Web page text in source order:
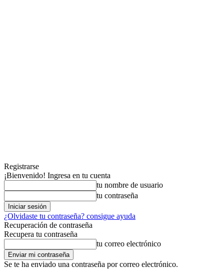
Registrarse
¡Bienvenido! Ingresa en tu cuenta
tu nombre de usuario
tu contraseña
¿Olvidaste tu contraseña? consigue ayuda
Recuperación de contraseña
Recupera tu contraseña
tu correo electrónico
Se te ha enviado una contraseña por correo electrónico.